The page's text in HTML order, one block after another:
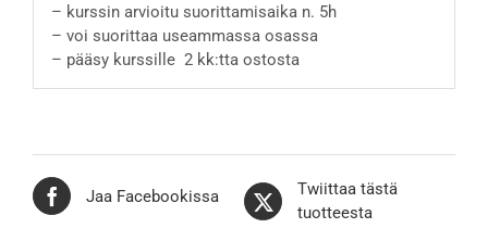
– kurssin arvioitu suorittamisaika n. 5h
– voi suorittaa useammassa osassa
– pääsy kurssille 2 kk:tta ostosta
Jaa Facebookissa
Twiittaa tästä
tuotteesta